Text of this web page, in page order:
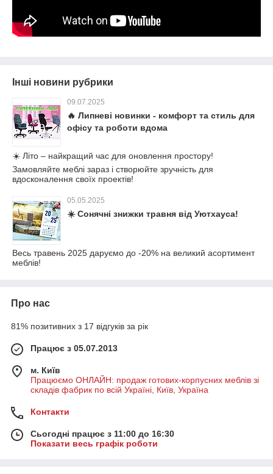
Інші новини рубрики
09.07.2025
🔥 Липневі новинки - комфорт та стиль для
офісу та роботи вдома
☀️ Літо – найкращий час для оновлення простору!
Замовляйте меблі зараз і створюйте зручність для
вдосконалення своїх проектів!
05.05.2025
☀️ Сонячні знижки травня від Уютхауса!
Весь травень 2025 даруємо до -20% на великий асортимент
меблів!
Про нас
81% позитивних з 17 відгуків за рік
Працює з 05.07.2013
м. Київ
Працюємо ОНЛАЙН: продаж готових-корпусних меблів зі
складів фабрик по всій Україні, Київ, Україна
Контакти
Сьогодні працює з 11:00 до 16:30
Показати весь графік роботи